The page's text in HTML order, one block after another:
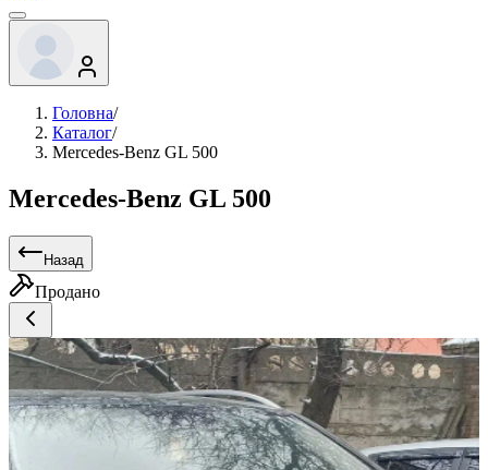
Головна/
Каталог/
Mercedes-Benz GL 500
Mercedes-Benz GL 500
Назад
Продано